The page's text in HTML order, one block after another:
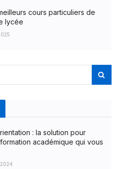
cours particuliers de
lycée
: la solution pour
académique qui vous
2024